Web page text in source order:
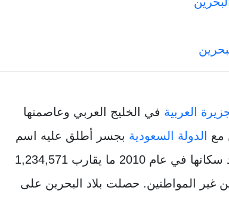
العربية في الخليج العربي وعاصمتها
مع الدولة السعودية بجسر أطلق عليه اسم
جسر الملك فهد، فقد قدّر عدد سكانها في عام 2010 ما يقارب 1,234,571
666,172 نسمة من غير المواطنين. حصلت بلاد البحرين على